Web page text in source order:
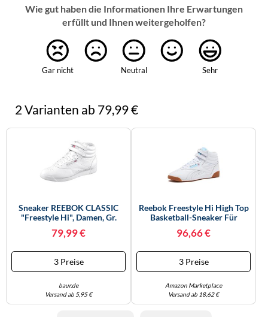
Wie gut haben die Informationen Ihre Erwartungen
erfüllt und Ihnen weitergeholfen?
Gar nicht Neutral Sehr
2 Varianten ab 79,99 €
Sneaker REEBOK CLASSIC
"Freestyle Hi", Damen, Gr.
Leder, Schuhe Sneaker
79,99 €
3 Preise
baur.de
Versand ab 5,95 €
Reebok Freestyle Hi High Top
Basketball-Sneaker Für
White/Blue/Gum, 8.5
96,66 €
3 Preise
Amazon Marketplace
Versand ab 18,62 €